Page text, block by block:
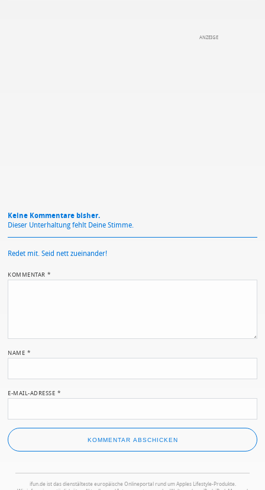
Keine Kommentare bisher.
Dieser Unterhaltung fehlt Deine Stimme.
Redet mit. Seid nett zueinander!
KOMMENTAR*
NAME *
E-MAIL-ADRESSE *
ifun.de ist das dienstälteste europäische Onlineportal rund um Apples Lifestyle-Produkte.